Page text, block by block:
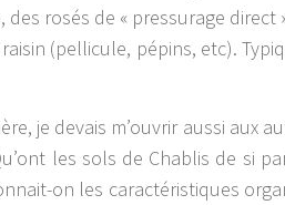
rosés de « pressurage direct
(pellicule, pépins, etc).
je devais m’ouvrir aussi aux
les sols de Chablis de si
on les caractéristiques